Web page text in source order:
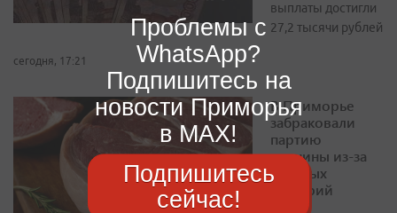
выплаты достигли
27,2 тысячи рублей
сегодня, 17:21
В Приморье
забраковали
партию
свинины из-за
опасных
бактерий
Проблемы с
WhatsApp?
Подпишитесь на
новости Приморья
в MAX!
Подпишитесь
сейчас!